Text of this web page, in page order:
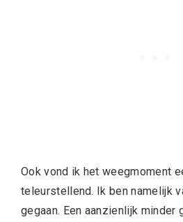
Ook vond ik het weegmoment
teleurstellend. Ik ben namelijk
gegaan. Een aanzienlijk minder